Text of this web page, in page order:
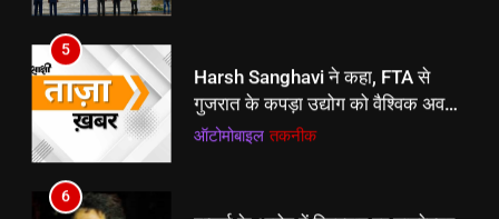
6
शकील नूरानी:एक्ट्रेस का आरोप-नशीली
दवा दीं, दुष्कर्म के बाद गर्भनिरोधक गोलियां
देते थे; 2016 का मामला
बॉलीवुड मनोरंजन
7
Ranchi में Vidhan Sabha march से
5
Harsh Sanghavi ने कहा, FTA से
गुजरात के कपड़ा उद्योग को वैश्विक अवसर
मिलेगा
ऑटोमोबाइल तकनीक
6